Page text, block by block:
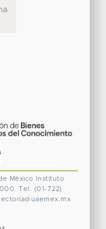
México
Instituto
Tel. (01-722)